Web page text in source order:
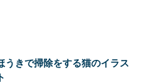
うきで掃除をする猫のイラス
ト